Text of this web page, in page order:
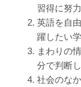
習得に努
英語を自
躍したい
まわりの
分で判断
社会のな